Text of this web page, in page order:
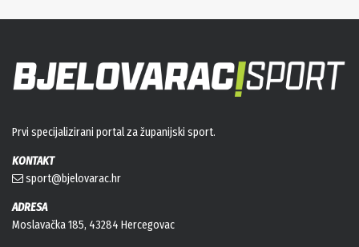
Prvi specijalizirani portal za županijski sport.
KONTAKT
sport@bjelovarac.hr
ADRESA
Moslavačka 185, 43284 Hercegovac